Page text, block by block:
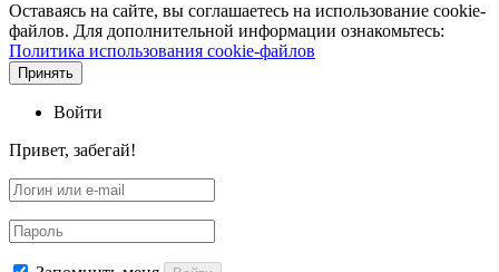
Оставаясь на сайте, вы соглашаетесь на использование cookie-
файлов. Для дополнительной информации ознакомьтесь:
Политика использования cookie-файлов
Принять
Войти
Привет, забегай!